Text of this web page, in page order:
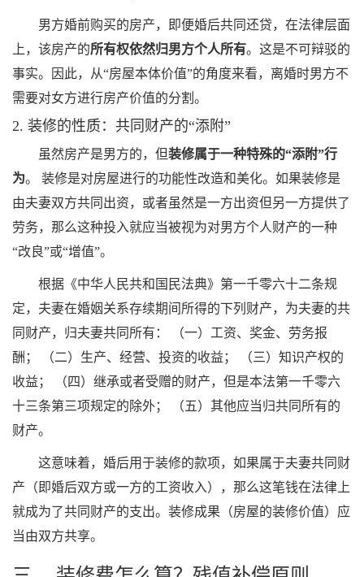
男方婚前购买的房产，即便婚后共同还贷，在法律层面
上，该房产的所有权依然归男方个人所有。这是不可辩驳的
事实。因此，从“房屋本体价值”的角度来看，离婚时男方不
需要对女方进行房产价值的分割。
2. 装修的性质：共同财产的“添附”
虽然房产是男方的，但装修属于一种特殊的“添附”行
为。 装修是对房屋进行的功能性改造和美化。如果装修是
由夫妻双方共同出资，或者虽然是一方出资但另一方提供了
劳务，那么这种投入就应当被视为对男方个人财产的一种
“改良”或“增值”。
根据《中华人民共和国民法典》第一千零六十二条规
定，夫妻在婚姻关系存续期间所得的下列财产，为夫妻的共
同财产，归夫妻共同所有： （一）工资、奖金、劳务报
酬； （二）生产、经营、投资的收益； （三）知识产权的
收益； （四）继承或者受赠的财产，但是本法第一千零六
十三条第三项规定的除外； （五）其他应当归共同所有的
财产。
这意味着，婚后用于装修的款项，如果属于夫妻共同财
产（即婚后双方或一方的工资收入），那么这笔钱在法律上
就成为了共同财产的支出。装修成果（房屋的装修价值）应
当由双方共享。